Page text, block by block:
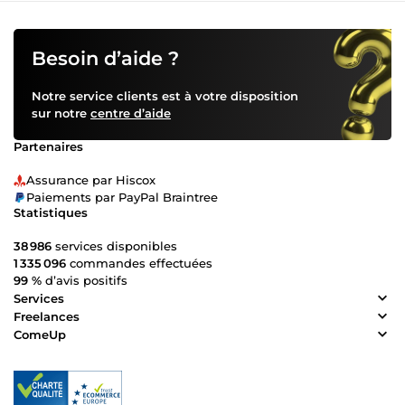
Besoin d’aide ?
Notre service clients est à votre disposition
sur notre centre d’aide
Partenaires
Assurance par Hiscox
Paiements par PayPal Braintree
Statistiques
38 986 services disponibles
1 335 096 commandes effectuées
99 % d’avis positifs
Services
Freelances
ComeUp